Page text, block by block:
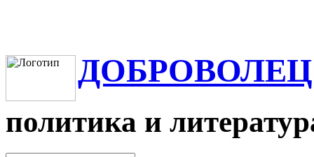
ДОБРОВОЛЕЦ
политика и